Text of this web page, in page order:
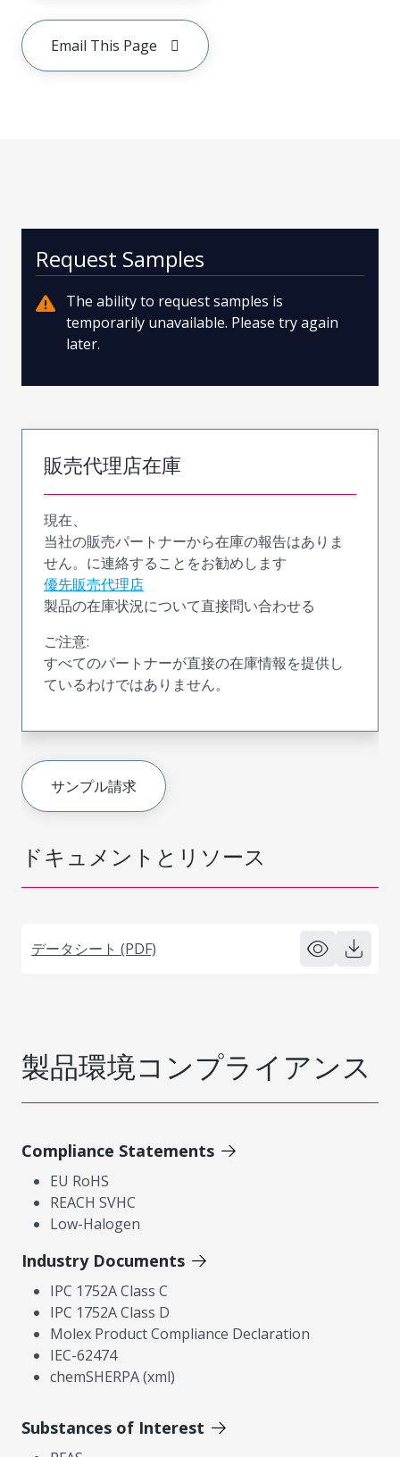
Email This Page
ドキュメントとリソース
データシート (PDF)
Request Samples
The ability to request samples is
temporarily unavailable. Please try again
later.
販売代理店在庫
現在、
当社の販売パートナーから在庫の報告はありま
せん。に連絡することをお勧めします
優先販売代理店
製品の在庫状況について直接問い合わせる
ご注意:
すべてのパートナーが直接の在庫情報を提供し
ているわけではありません。
サンプル請求
製品環境コンプライアンス
Compliance Statements
EU RoHS
REACH SVHC
Low-Halogen
Industry Documents
IPC 1752A Class C
IPC 1752A Class D
Molex Product Compliance Declaration
IEC-62474
chemSHERPA (xml)
Substances of Interest